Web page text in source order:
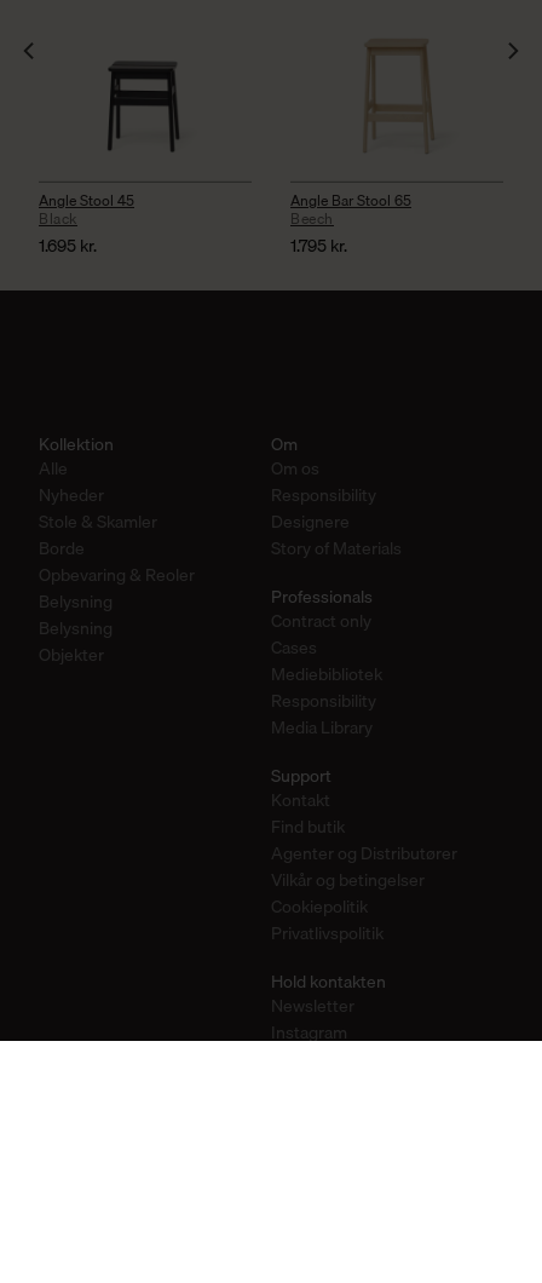
Angle Stool 45
Black
1.695kr.
Angle Bar Stool 65
Beech
1.795kr.
Kollektion
Alle
Nyheder
Stole & Skamler
Borde
Opbevaring & Reoler
Belysning
Belysning
Objekter
Om
Om os
Responsibility
Designere
Story of Materials
Professionals
Contract only
Cases
Mediebibliotek
Responsibility
Media Library
Support
Kontakt
Find butik
Agenter og Distributører
Vilkår og betingelser
Cookiepolitik
Privatlivspolitik
Hold kontakten
Newsletter
Instagram